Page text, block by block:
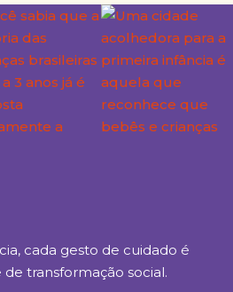
cada gesto de cuidado é
transformação social.